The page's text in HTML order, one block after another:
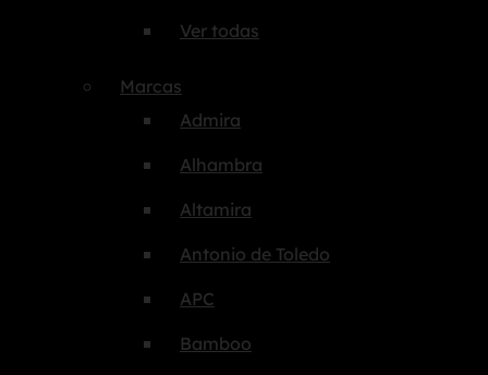
Ver todas
Marcas
Admira
Alhambra
Altamira
Antonio de Toledo
APC
Bamboo